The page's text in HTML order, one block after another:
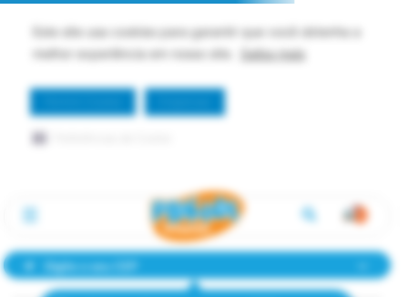
Este site usa cookies para garantir que você obtenha a
melhor experiência em nosso site.
Saiba mais
Digite o seu CEP